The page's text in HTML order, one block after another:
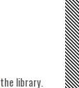
the library.